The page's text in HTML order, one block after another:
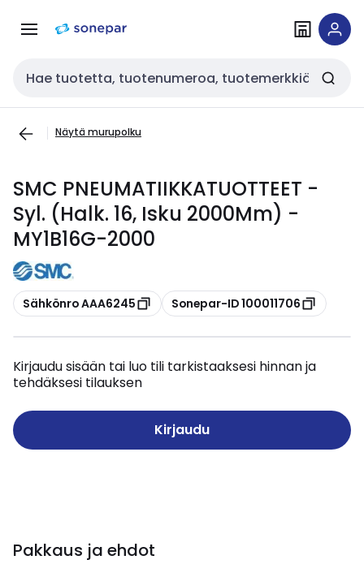
navigointiinsisältöön
Haku
Näytä murupolku
SMC PNEUMATIIKKATUOTTEET -
Syl. (Halk. 16, Isku 2000Mm) -
MY1B16G-2000
Kopioi
Sähkönro AAA6245 Kopioi
Sonepar-ID 100011706
Kirjaudu sisään tai luo tili tarkistaaksesi hinnan ja
tehdäksesi tilauksen
Kirjaudu
Pakkaus ja ehdot